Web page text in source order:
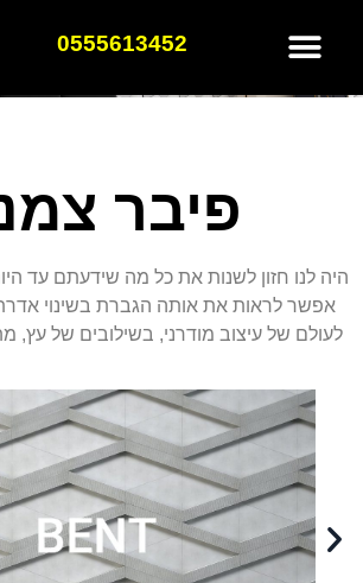
0555613452
פיבר
היה לנו חזון לשנות את כל מה שידעתם עד
אפשר לראות את אותה הגברת בשינוי
לעולם של עיצוב מודרני, בשילובים של עץ,